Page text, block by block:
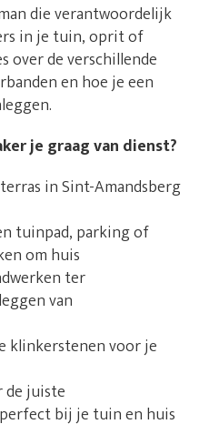
die verantwoordelijk
in je tuin, oprit of
over de verschillende
en hoe je een
je graag van dienst?
in Sint-Amandsberg
tuinpad, parking of
om huis
ter
van
klinkerstenen voor je
de juiste
bij je tuin en huis